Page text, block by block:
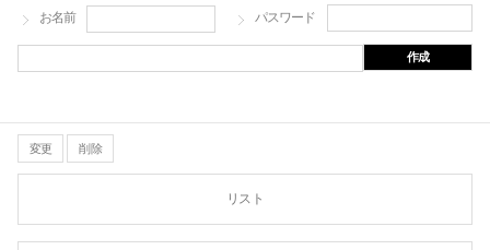
お名前 パスワード
作成
変更 削除
リスト